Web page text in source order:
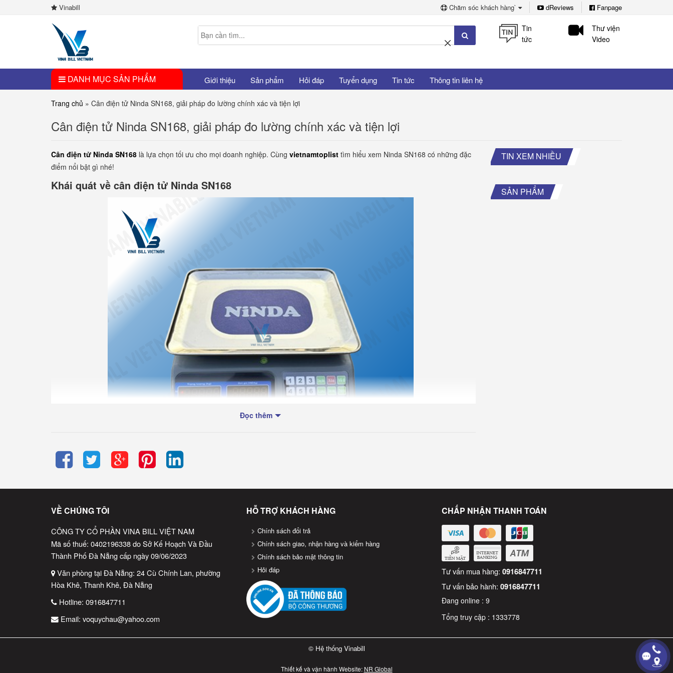
Vinabill Chăm sóc khách hàng` dReviews Fanpage
Tin
tức
Thư viện
Video
DANH MỤC SẢN PHẨM Giới thiệu Sản phẩm Hỏi đáp Tuyển dụng Tin tức Thông tin liên hệ
Trang chủ » Cân điện tử Ninda SN168, giải pháp đo lường chính xác và tiện lợi
Cân điện tử Ninda SN168, giải pháp đo lường chính xác và tiện lợi
Cân điện tử Ninda SN168 là lựa chọn tối ưu cho mọi doanh nghiệp. Cùng vietnamtoplist tìm hiểu xem Ninda SN168 có những đặc
điểm nổi bật gì nhé!
Khái quát về cân điện tử Ninda SN168
Cân điện tử Ninda SN168
Cân điện tử Ninda SN168 là thiết bị đo lường chính xác, nhỏ gọn, dễ sử dụng, giúp tối ưu hóa quản lý hàng hóa và tiết kiệm năng
lượng.
Đặc điểm của Ninda SN168
Đo lường chính xác
Cung cấp kết quả chính xác đến từng gram.
Màn hình LCD rõ ràng
Dễ dàng theo dõi kết quả trong mọi điều kiện ánh sáng.
Đọc thêm
TIN XEM NHIỀU
SẢN PHẨM
VỀ CHÚNG TÔI
CÔNG TY CỔ PHẦN VINA BILL VIỆT NAM
Mã số thuế: 0402196338 do Sở Kế Hoạch Và Đầu
Thành Phố Đà Nẵng cấp ngày 09/06/2023
Văn phòng tại Đà Nẵng: 24 Cù Chính Lan, phường
Hòa Khê, Thanh Khê, Đà Nẵng
Hotline: 0916847711
Email: voquychau@yahoo.com
HỖ TRỢ KHÁCH HÀNG
Chính sách đổi trả
Chính sách giao, nhận hàng và kiểm hàng
Chính sách bảo mật thông tin
Hỏi đáp
CHẤP NHẬN THANH TOÁN
Tư vấn mua hàng: 0916847711
Tư vấn bảo hành: 0916847711
Đang online : 9
Tổng truy cập : 1333778
© Hệ thống Vinabill
Thiết kế và vận hành Website: NR Global